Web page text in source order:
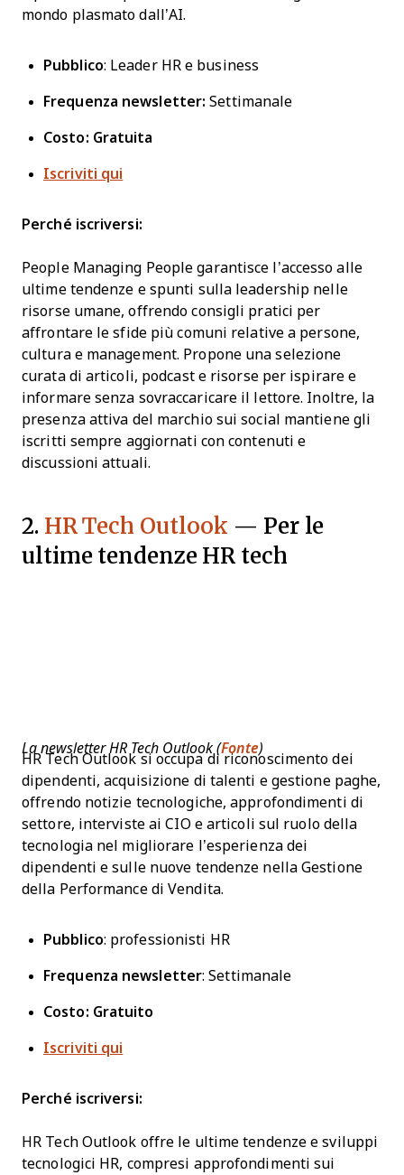
mondo plasmato dall’AI.
Pubblico: Leader HR e business
Frequenza newsletter: Settimanale
Costo: Gratuita
Iscriviti qui
Perché iscriversi:
People Managing People garantisce l’accesso alle
ultime tendenze e spunti sulla leadership nelle
risorse umane, offrendo consigli pratici per
affrontare le sfide più comuni relative a persone,
cultura e management. Propone una selezione
curata di articoli, podcast e risorse per ispirare e
informare senza sovraccaricare il lettore. Inoltre, la
presenza attiva del marchio sui social mantiene gli
iscritti sempre aggiornati con contenuti e
discussioni attuali.
2. HR Tech Outlook — Per le
ultime tendenze HR tech
La newsletter HR Tech Outlook (Fonte)
HR Tech Outlook si occupa di riconoscimento dei
dipendenti, acquisizione di talenti e gestione paghe,
offrendo notizie tecnologiche, approfondimenti di
settore, interviste ai CIO e articoli sul ruolo della
tecnologia nel migliorare l’esperienza dei
dipendenti e sulle nuove tendenze nella Gestione
della Performance di Vendita.
Pubblico: professionisti HR
Frequenza newsletter: Settimanale
Costo: Gratuito
Iscriviti qui
Perché iscriversi:
HR Tech Outlook offre le ultime tendenze e sviluppi
tecnologici HR, compresi approfondimenti sui